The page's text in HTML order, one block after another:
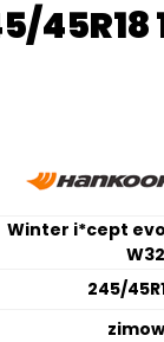
Winter i*cept
245/